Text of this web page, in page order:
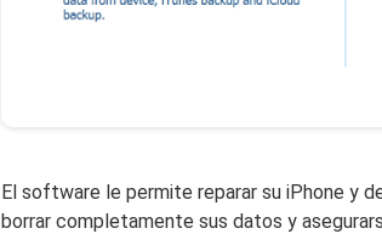
El software le permite reparar su iPhone y
borrar completamente sus datos y